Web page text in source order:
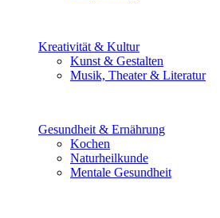
Kreativität & Kultur
Kunst & Gestalten
Musik, Theater & Literatur
Gesundheit & Ernährung
Kochen
Naturheilkunde
Mentale Gesundheit